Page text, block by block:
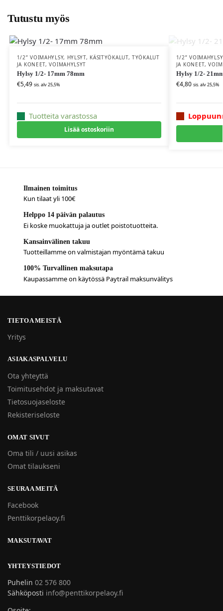
Tutustu myös
1/2” VOIMAHYLSY, HYLSYT, KÄSITYÖKALUT,TYÖKALUT
JA KONEET,VOIMAHYLSYT
Hylsy 1/2- 17mm 78mm
€5,49 sis. alv 25,5%
Tuotteita varastossa
Lisää ostoskoriin
1/2” VOIMAHYLSY
JA KONEET,
Hylsy 1/2-
€4,80 sis. alv 25,5%
Ilmainen toimitus
Kun tilaat yli 100€
Helppo 14 päivän palautus
Ei koske muokattuja ja outlet poistotuotteita.
Kansainvälinen takuu
Tuotteillamme on valmistajan myöntämä takuu
100% Turvallinen maksutapa
Kaupassamme on käytössä Paytrail maksunvälitys
TIETOA MEISTÄ
Yritys
ASIAKASPALVELU
Ota yhteyttä
Toimitusehdot ja maksutavat
Tietosuojaseloste
Rekisteriseloste
OMAT SIVUT
Oma tili / uusi asikas
Omat tilaukseni
SEURAA MEITÄ
Facebook
Penttikorpelaoy.fi
MAKSUTAVAT
YHTEYSTIEDOT
Puhelin 02 576 800
Sähköposti info@penttikorpelaoy.fi